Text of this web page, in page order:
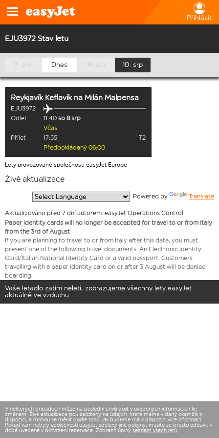
Přihlásit
EJU3972 Stav letu
7. srp Dnes 9. srp 10. srp
Reykjavík Keflavík na Milán Malpensa
EJU3972
Odlet
11:40 so 8 srp
Včas
Přílet
17:55
T2
Předpokládaný 06:00
Lety provozované společností easyJet Europe
Živé aktualizace
Powered by Translate
Aktualizováno před 7 dní autorem: easyJet Operations Control
Paper identity cards will no longer be accepted for travel to or from Italy
from the 3rd of August
If you are planning to travel to or from Italy after this date, you must
present one of the following travel documents: An Electronic Identity
Card/Italian National Identity Card or a valid passport. Customers
travelling with a paper identity card on or after 3 August will be denied
boarding.
Vaše letadlo zatím neletí, zobrazujeme všechny lety easyJet
aktuálně ve vzduchu...
V některých případech může na poslední chvíli dojít v uvedených informacích ke
změnám. Živé aktualizace jsou založeny na údajích, které máme v daný okamžik k
dispozici, a mohou se měnit podle toho, jak budeme mít k dispozici více informací.
Pokud vám nebyly společností easyJet sděleny jiné pokyny, musíte se přesto odbavit v
době uvedené v potvrzení rezervace. Zobrazit úplný seznam všech letů.